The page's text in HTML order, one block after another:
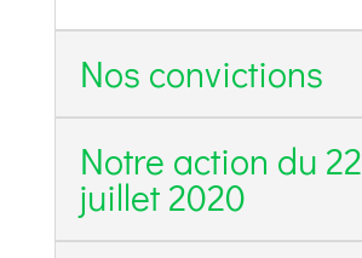
Nos convictions
Notre action du 22
juillet 2020